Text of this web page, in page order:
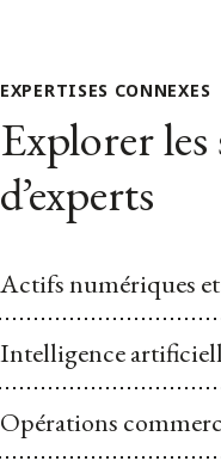
EXPERTISES CONNEXES
Explorer
d’experts
Actifs numériques
Intelligence
Opérations